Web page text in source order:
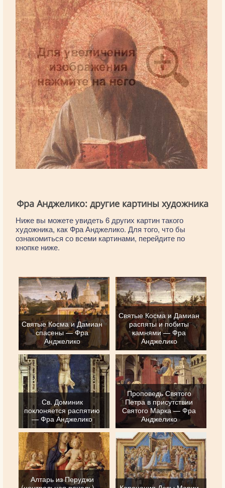
Фра Анджелико: другие картины художника
Ниже вы можете увидеть 6 других картин такого
художника, как Фра Анджелико. Для того, что бы
ознакомиться со всеми картинами, перейдите по
кнопке ниже.
Святые Косма и Дамиан
спасены — Фра
Анджелико
Святые Косма и Дамиан
распяты и побиты
камнями — Фра
Анджелико
Св. Доминик
поклоняется распятию
— Фра Анджелико
Проповедь Святого
Петра в присутствии
Святого Марка — Фра
Анджелико
Алтарь из Перуджи